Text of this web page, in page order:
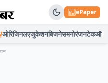
ePaper
ओरिजिनलएजुकेशनबिजनेसमनोरंजनटेकऑटो